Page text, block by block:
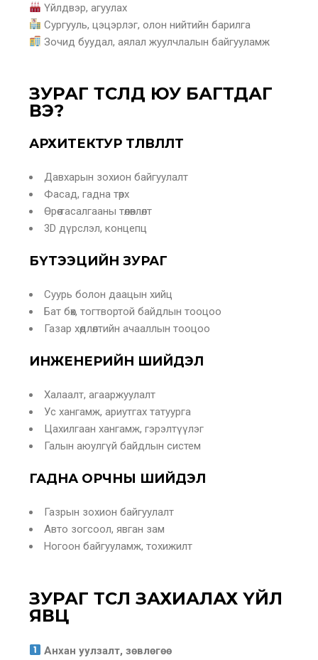
Үйлдвэр, агуулах
Сургууль, цэцэрлэг, олон нийтийн барилга
Зочид буудал, аялал жуулчлалын байгууламж
ЗУРАГ ТӨСӨЛД ЮУ БАГТДАГ
ВЭ?
АРХИТЕКТУР ТӨЛӨВЛӨЛТ
Давхарын зохион байгуулалт
Фасад, гадна төрх
Өрөө тасалгааны төлөвлөлт
3D дүрслэл, концепц
БҮТЭЭЦИЙН ЗУРАГ
Суурь болон даацын хийц
Бат бөх, тогтвортой байдлын тооцоо
Газар хөдлөлтийн ачааллын тооцоо
ИНЖЕНЕРИЙН ШИЙДЭЛ
Халаалт, агааржуулалт
Ус хангамж, ариутгах татуурга
Цахилгаан хангамж, гэрэлтүүлэг
Галын аюулгүй байдлын систем
ГАДНА ОРЧНЫ ШИЙДЭЛ
Газрын зохион байгуулалт
Авто зогсоол, явган зам
Ногоон байгууламж, тохижилт
ЗУРАГ ТӨСӨЛ ЗАХИАЛАХ ҮЙЛ
ЯВЦ
Анхан уулзалт, зөвлөгөө